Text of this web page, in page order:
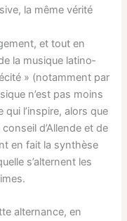
la même vérité
et tout en
la musique latino‐
» (notamment par
n’est pas moins
qui l’inspire, alors que
d’Allende et de
en fait la synthèse
s’alternent les
alternance, en